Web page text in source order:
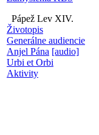
Pápež Lev XIV.
Životopis
Generálne audiencie
Anjel Pána [audio]
Urbi et Orbi
Aktivity